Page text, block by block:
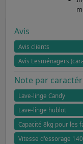
Avis
Avis clients
Avis Lesménagers
Note par
Lave-linge Candy
Lave-linge hublot
Capacité 8kg pour les
Vitesse d'essorage